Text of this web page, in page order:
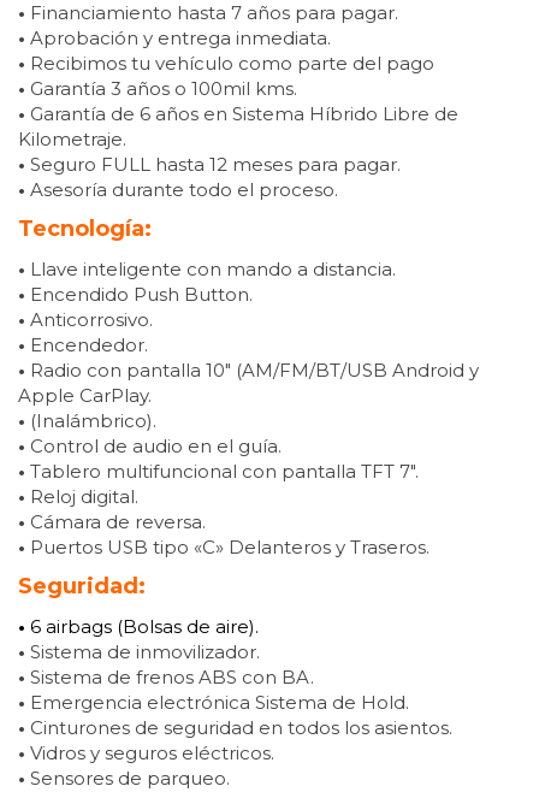
• Financiamiento hasta 7 años para pagar.
• Aprobación y entrega inmediata.
• Recibimos tu vehículo como parte del pago
• Garantía 3 años o 100mil kms.
• Garantía de 6 años en Sistema Híbrido Libre de
Kilometraje.
• Seguro FULL hasta 12 meses para pagar.
• Asesoría durante todo el proceso.
Tecnología:
• Llave inteligente con mando a distancia.
• Encendido Push Button.
• Anticorrosivo.
• Encendedor.
• Radio con pantalla 10″ (AM/FM/BT/USB Android y
Apple CarPlay.
• (Inalámbrico).
• Control de audio en el guía.
• Tablero multifuncional con pantalla TFT 7″.
• Reloj digital.
• Cámara de reversa.
• Puertos USB tipo «C» Delanteros y Traseros.
Seguridad:
• 6 airbags (Bolsas de aire).
• Sistema de inmovilizador.
• Sistema de frenos ABS con BA.
• Emergencia electrónica Sistema de Hold.
• Cinturones de seguridad en todos los asientos.
• Vidros y seguros eléctricos.
• Sensores de parqueo.